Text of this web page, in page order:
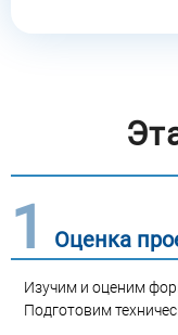
1 Оценка
Изучим и оценим
Подготовим